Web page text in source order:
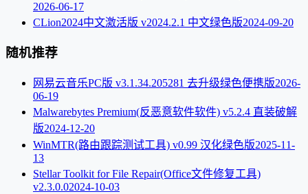
2026-06-17
CLion2024中文激活版 v2024.2.1 中文绿色版2024-09-20
随机推荐
网易云音乐PC版 v3.1.34.205281 去升级绿色便携版2026-
06-19
Malwarebytes Premium(反恶意软件软件) v5.2.4 直装破解
版2024-12-20
WinMTR(路由跟踪测试工具) v0.99 汉化绿色版2025-11-
13
Stellar Toolkit for File Repair(Office文件修复工具)
v2.3.0.02024-10-03